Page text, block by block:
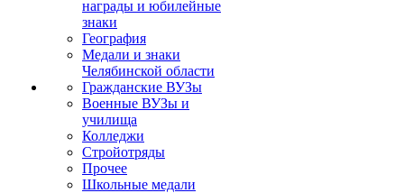
награды и юбилейные
знаки
География
Медали и знаки
Челябинской области
Гражданские ВУЗы
Военные ВУЗы и
училища
Колледжи
Стройотряды
Прочее
Школьные медали